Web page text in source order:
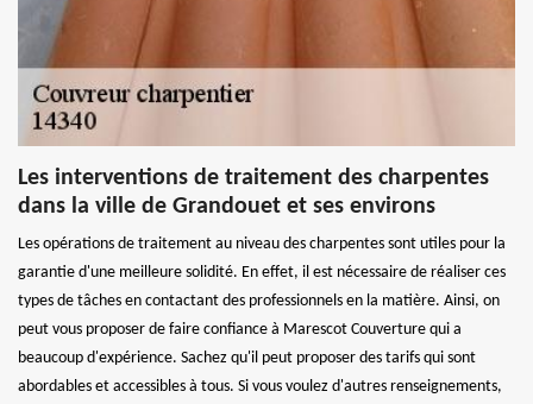
Les interventions de traitement des charpentes
dans la ville de Grandouet et ses environs
Les opérations de traitement au niveau des charpentes sont utiles pour la
garantie d'une meilleure solidité. En effet, il est nécessaire de réaliser ces
types de tâches en contactant des professionnels en la matière. Ainsi, on
peut vous proposer de faire confiance à Marescot Couverture qui a
beaucoup d'expérience. Sachez qu'il peut proposer des tarifs qui sont
abordables et accessibles à tous. Si vous voulez d'autres renseignements,